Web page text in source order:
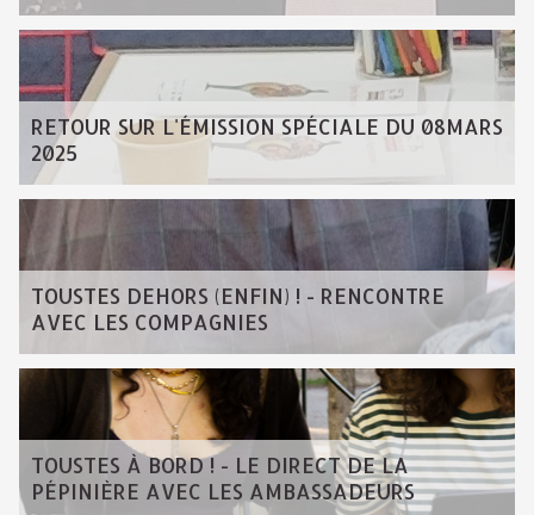
RETOUR SUR L'ÉMISSION SPÉCIALE DU 08MARS
2025
TOUSTES DEHORS (ENFIN) ! - RENCONTRE
AVEC LES COMPAGNIES
TOUSTES À BORD ! - LE DIRECT DE LA
PÉPINIÈRE AVEC LES AMBASSADEURS